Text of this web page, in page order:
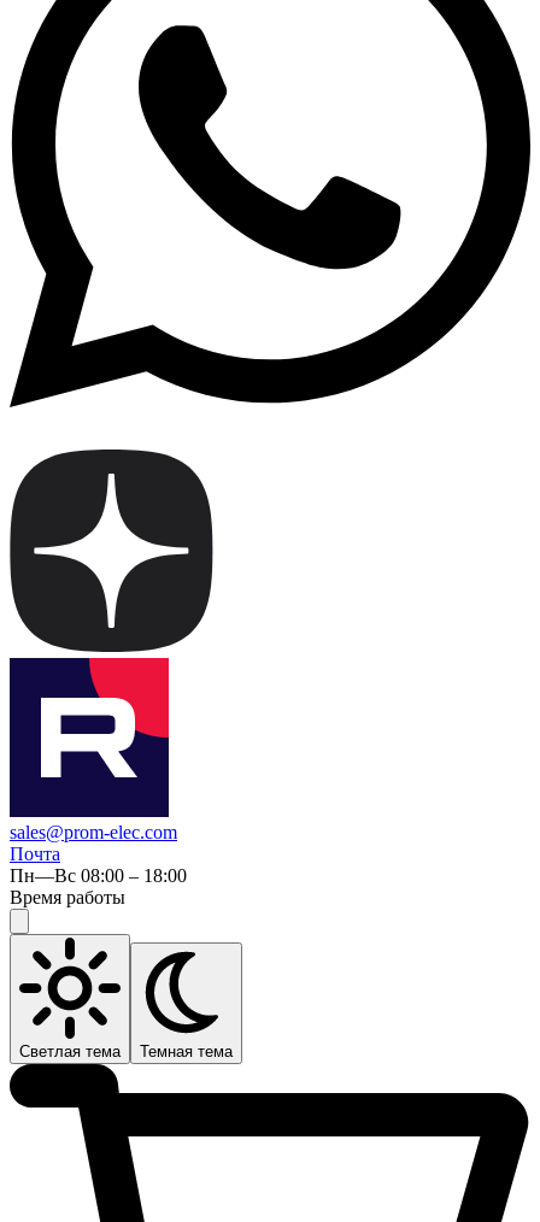
sales@prom-elec.com
Почта
Пн—Вс 08:00 – 18:00
Время работы
Светлая тема Темная тема